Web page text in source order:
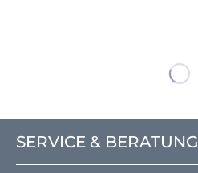
SERVICE & BERATUNG